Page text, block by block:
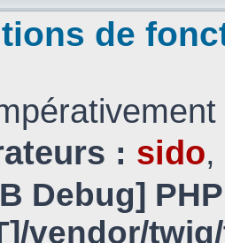
de
: sido,
Debug]
vendor/